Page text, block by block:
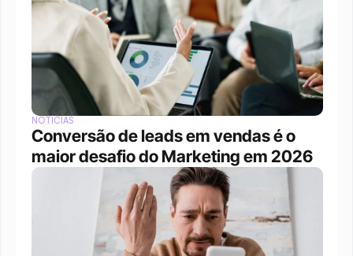
NOTÍCIAS
Conversão de leads em vendas é o
maior desafio do Marketing em 2026